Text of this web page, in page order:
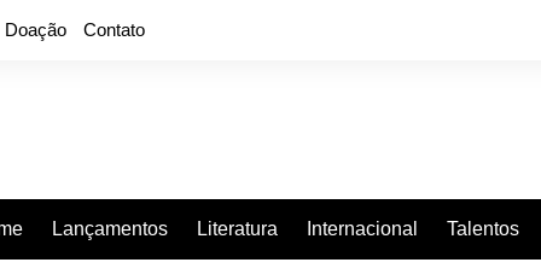
Doação Contato
Lançamentos Literatura Internacional Talentos
e abre uma nova fase na carreira: rock autoral,